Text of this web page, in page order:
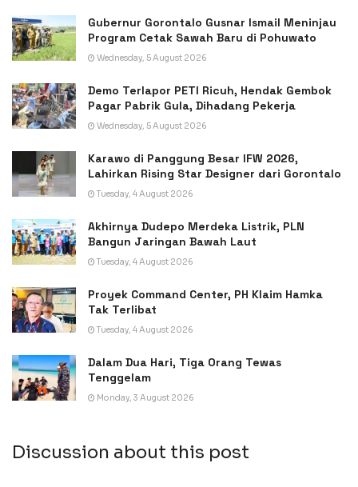
Gubernur Gorontalo Gusnar Ismail Meninjau
Program Cetak Sawah Baru di Pohuwato
Wednesday, 5 August 2026
Demo Terlapor PETI Ricuh, Hendak Gembok
Pagar Pabrik Gula, Dihadang Pekerja
Wednesday, 5 August 2026
Karawo di Panggung Besar IFW 2026,
Lahirkan Rising Star Designer dari Gorontalo
Tuesday, 4 August 2026
Akhirnya Dudepo Merdeka Listrik, PLN
Bangun Jaringan Bawah Laut
Tuesday, 4 August 2026
Proyek Command Center, PH Klaim Hamka
Tak Terlibat
Tuesday, 4 August 2026
Dalam Dua Hari, Tiga Orang Tewas
Tenggelam
Monday, 3 August 2026
Discussion about this post